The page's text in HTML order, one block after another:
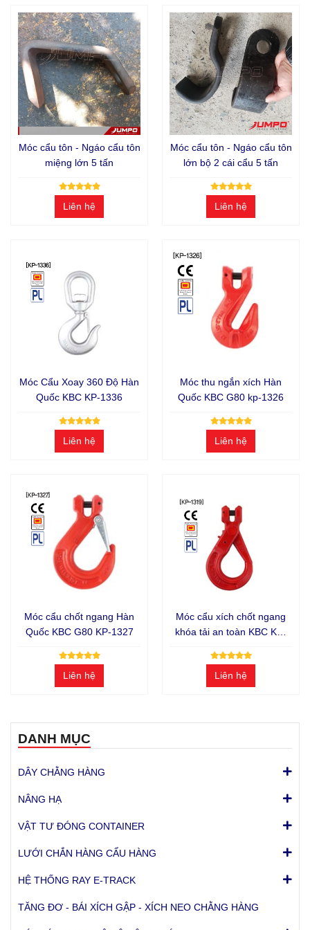
Móc cẩu tôn - Ngáo cẩu tôn
miệng lớn 5 tấn
Liên hệ
Móc cẩu tôn - Ngáo cẩu tôn
lớn bộ 2 cái cẩu 5 tấn
Liên hệ
Móc Cẩu Xoay 360 Độ Hàn
Quốc KBC KP-1336
Liên hệ
Móc thu ngắn xích Hàn
Quốc KBC G80 kp-1326
Liên hệ
Móc cẩu chốt ngang Hàn
Quốc KBC G80 KP-1327
Liên hệ
Móc cẩu xích chốt ngang
khóa tải an toàn KBC KP-
Liên hệ
DANH MỤC
DÂY CHẰNG HÀNG
NÂNG HẠ
VẬT TƯ ĐÓNG CONTAINER
LƯỚI CHẮN HÀNG CẨU HÀNG
HỆ THỐNG RAY E-TRACK
TĂNG ĐƠ - BÁI XÍCH GẬP - XÍCH NEO CHẰNG HÀNG